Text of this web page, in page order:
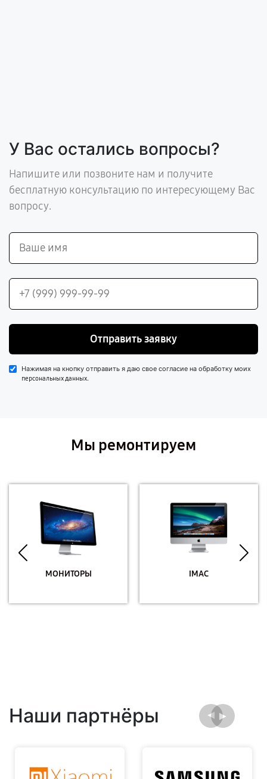
У Вас остались вопросы?
Напишите или позвоните нам и получите
бесплатную консультацию по интересующему Вас
вопросу.
Отправить заявку
Нажимая на кнопку отправить я даю свое согласие на обработку моих
персональных данных.
Мы ремонтируем
МОНИТОРЫ IMAC
Наши партнёры